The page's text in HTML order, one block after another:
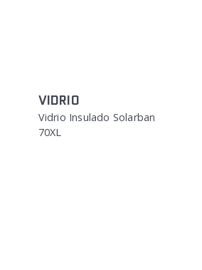
VIDRIO
Vidrio Insulado Solarban
70XL